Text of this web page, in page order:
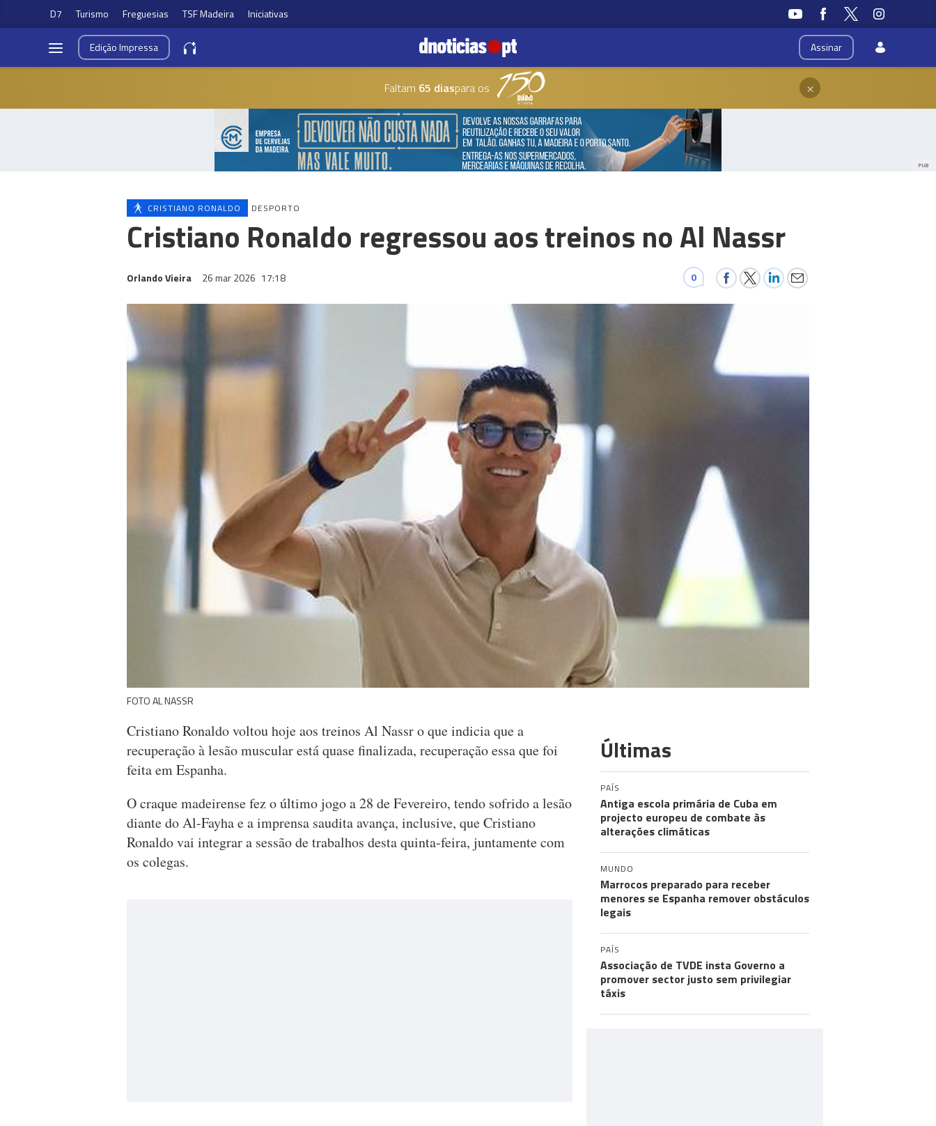
D7 Turismo Freguesias TSF Madeira Iniciativas
Assinar
EdiçãoImpressa
Faltam 65 diaspara os ×
PUB
CRISTIANO RONALDO DESPORTO
Cristiano Ronaldo regressou aos treinos no Al Nassr
Orlando Vieira 26 mar 2026 17:18 0
FOTO AL NASSR
Cristiano Ronaldo voltou hoje aos treinos Al Nassr o que indicia que a
recuperação à lesão muscular está quase finalizada, recuperação essa que foi
feita em Espanha.
O craque madeirense fez o último jogo a 28 de Fevereiro, tendo sofrido a lesão
diante do Al-Fayha e a imprensa saudita avança, inclusive, que Cristiano
Ronaldo vai integrar a sessão de trabalhos desta quinta-feira, juntamente com
os colegas.
Últimas
PAÍS
Antiga escola primária de Cuba em
projecto europeu de combate às
alterações climáticas
MUNDO
Marrocos preparado para receber
menores se Espanha remover obstáculos
legais
PAÍS
Associação de TVDE insta Governo a
promover sector justo sem privilegiar
táxis